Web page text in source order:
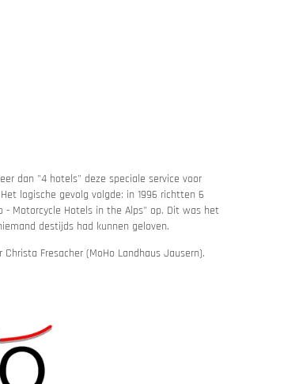
dan "4 hotels" deze speciale service voor
logische gevolg volgde: in 1996 richtten 6
- Motorcycle Hotels in the Alps" op. Dit was het
destijds had kunnen geloven.
Fresacher (MoHo Landhaus Jausern).